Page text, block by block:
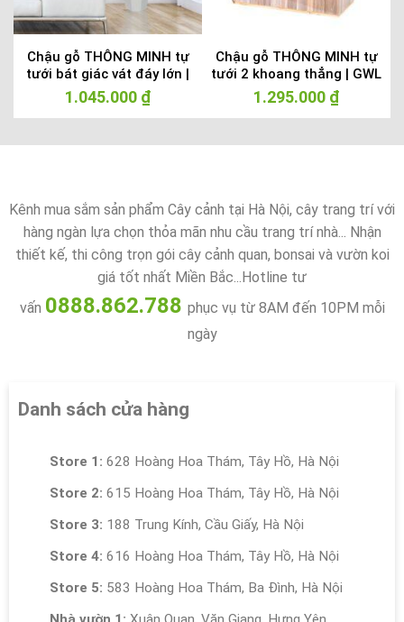
Chậu gỗ THÔNG MINH tự
tưới bát giác vát đáy lớn |
GWL – 423C
1.045.000 ₫
Chậu gỗ THÔNG MINH tự
tưới 2 khoang thẳng | GWL
– 211B
1.295.000 ₫
Kênh mua sắm sản phẩm Cây cảnh tại Hà Nội, cây trang trí với
hàng ngàn lựa chọn thỏa mãn nhu cầu trang trí nhà... Nhận
thiết kế, thi công trọn gói cây cảnh quan, bonsai và vườn koi
giá tốt nhất Miền Bắc...Hotline tư
vấn 0888.862.788 phục vụ từ 8AM đến 10PM mỗi
ngày
Danh sách cửa hàng
Store 1: 628 Hoàng Hoa Thám, Tây Hồ, Hà Nội
Store 2: 615 Hoàng Hoa Thám, Tây Hồ, Hà Nội
Store 3: 188 Trung Kính, Cầu Giấy, Hà Nội
Store 4: 616 Hoàng Hoa Thám, Tây Hồ, Hà Nội
Store 5: 583 Hoàng Hoa Thám, Ba Đình, Hà Nội